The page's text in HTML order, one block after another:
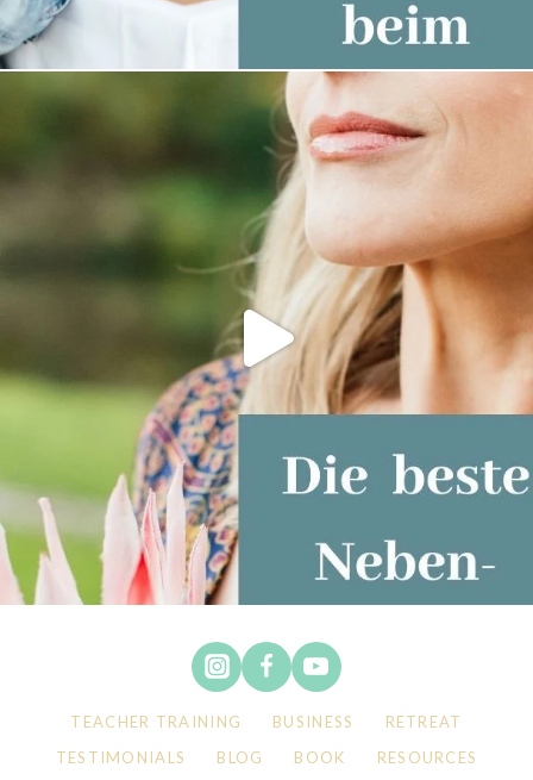
TEACHER TRAINING BUSINESS
RETREAT
TESTIMONIALS
BLOG BOOK RESOURCES